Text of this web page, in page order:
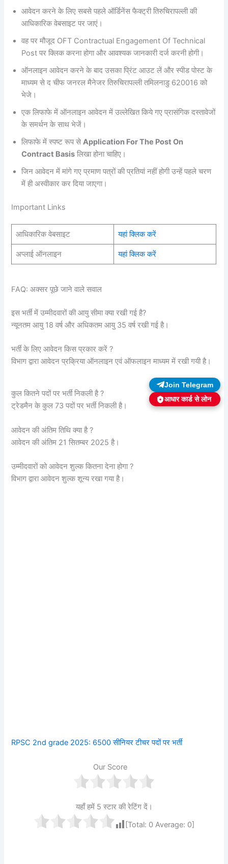
आवेदन करने के लिए सबसे पहले ऑर्डिनेंस फैक्ट्री तिरुचिरापल्ली की
आधिकारिक वेबसाइट पर जाएं।
वह पर मौजूद OFT Contractual Engagement Of Technical
Post पर क्लिक करना होगा और आवश्यक जानकारी दर्ज करनी होगी।
ऑनलाइन आवेदन करने के बाद उसका प्रिंट आउट लें और स्पीड पोस्ट के
माध्यम से द चीफ जनरल मैनेजर तिरुचिरापल्ली तमिलनाडु 620016 को
भेजे।
एक लिफाफे में ऑनलाइन आवेदन में उल्लेखित किये गए प्रासंगिक दस्तावेजों
के समर्थन के साथ भेजें।
लिफाफे में स्पष्ट रूप सेApplication For The Post On
Contract Basis लिखा होना चाहिए।
जिन आवेदन में मांगे गए प्रमाण पत्रों की प्रतियां नहीं होगी उन्हें पहले चरण
में ही अस्वीकार कर दिया जाएगा।
Important Links
आधिकारिक वेबसाइट यहां क्लिक करें
अप्लाई ऑनलाइन यहां क्लिक करें
FAQ: अक्सर पूछे जाने वाले सवाल
इस भर्ती में उम्मीदवारों की आयु सीमा क्या रखी गई है?
न्यूनतम आयु 18 वर्ष और अधिकतम आयु 35 वर्ष रखी गई है।
भर्ती के लिए आवेदन किस प्रकार करें ?
विभाग द्वारा आवेदन प्रक्रिया ऑनलाइन एवं ऑफलाइन माध्यम में रखी गयी है।
कुल कितने पदों पर भर्ती निकली है ?
ट्रेडमैन के कुल 73 पदों पर भर्ती निकली है।
आवेदन की अंतिम तिथि क्या है ?
आवेदन की अंतिम 21 सितम्बर 2025 है।
उम्मीदवारों को आवेदन शुल्क कितना देना होगा ?
विभाग द्वारा आवेदन शुल्क शून्य रखा गया है।
RPSC 2nd grade 2025: 6500 सीनियर टीचर पदों पर भर्ती
Our Score
यहाँ हमें 5 स्टार की रेटिंग दें।
[Total: 0 Average: 0]
Join Telegram
आधार कार्ड से लोन